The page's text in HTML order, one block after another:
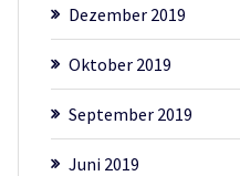
Dezember 2019
Oktober 2019
September 2019
Juni 2019